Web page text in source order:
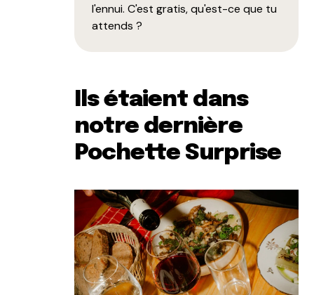
l'ennui. C'est gratis, qu'est-ce que tu
attends ?
Ils étaient dans
notre dernière
Pochette Surprise